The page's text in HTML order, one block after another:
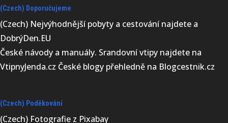
(Czech) Doporučujeme
(Czech) Nejvýhodnější pobyty a cestování najdete a
DobrýDen.EU
České návody a manuály. Srandovní vtipy najdete na
VtipnyJenda.cz České blogy přehledně na Blogcestnik.cz
(Czech) Poděkování
(Czech) Fotografie z Pixabay